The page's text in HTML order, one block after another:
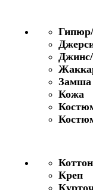
Замша
Кожа
Коттон
Креп